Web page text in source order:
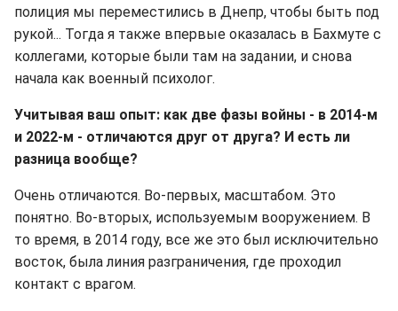
полиция мы переместились в Днепр, чтобы быть под
рукой... Тогда я также впервые оказалась в Бахмуте с
коллегами, которые были там на задании, и снова
начала как военный психолог.
Учитывая ваш опыт: как две фазы войны - в 2014-м
и 2022-м - отличаются друг от друга? И есть ли
разница вообще?
Очень отличаются. Во-первых, масштабом. Это
понятно. Во-вторых, используемым вооружением. В
то время, в 2014 году, все же это был исключительно
восток, была линия разграничения, где проходил
контакт с врагом.